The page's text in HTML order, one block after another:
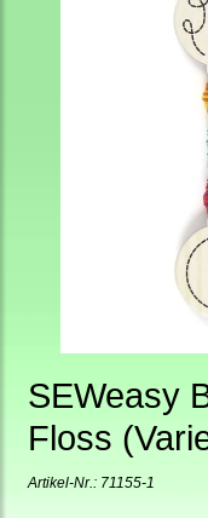
SEWeasy
Floss
Artikel-Nr.: 71155-1